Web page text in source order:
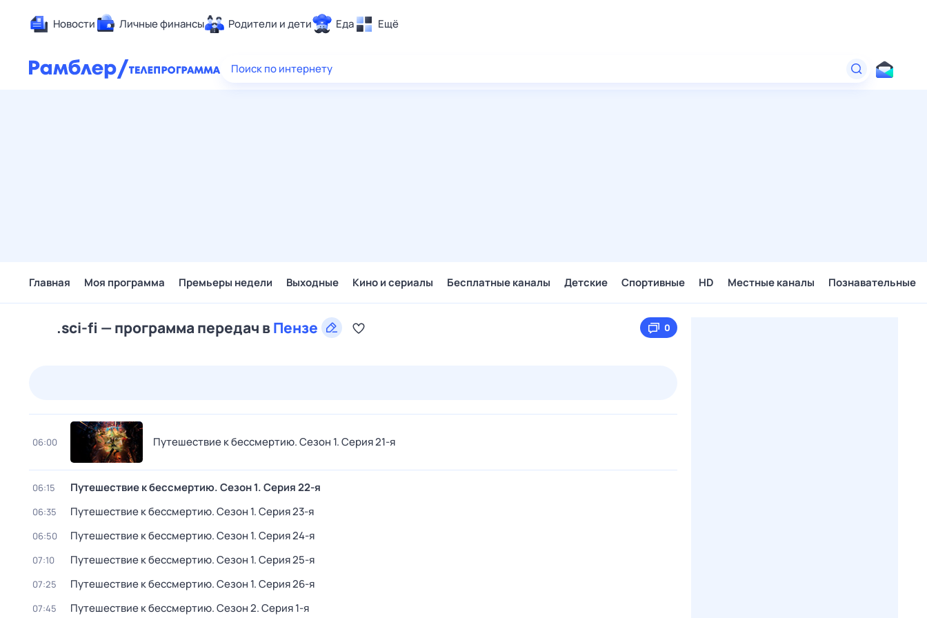
Новости Личные финансы Родители и дети Еда Ещё
Здоровье
Поиск по интернету
Главная Моя программа Премьеры недели Выходные Кино и сериалы Бесплатные каналы Детские Спортивные HD Местные каналы Познавательные
.sci-fi — программа передач вПензе 0
06:00 Путешествие к бессмертию. Сезон 1. Серия 21-я
06:15 Путешествие к бессмертию. Сезон 1. Серия 22-я
06:35 Путешествие к бессмертию. Сезон 1. Серия 23-я
06:50 Путешествие к бессмертию. Сезон 1. Серия 24-я
07:10 Путешествие к бессмертию. Сезон 1. Серия 25-я
07:25 Путешествие к бессмертию. Сезон 1. Серия 26-я
07:45 Путешествие к бессмертию. Сезон 2. Серия 1-я